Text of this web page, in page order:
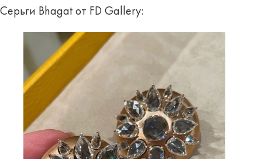
Серьги Bhagat от FD Gallery: